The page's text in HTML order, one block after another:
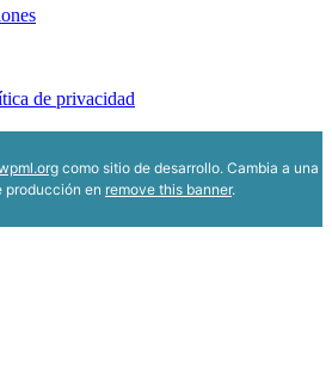
de privacidad
como sitio de desarrollo. Cambia a una
producción en remove this banner.